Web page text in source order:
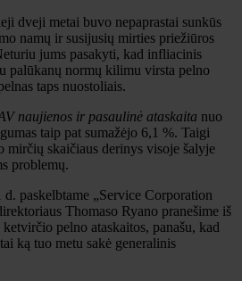
dveji metai buvo nepaprastai sunkūs
namų ir susijusių mirties priežiūros
jums pasakyti, kad infliacinis
palūkanų normų kilimu virsta pelno
taps nuostoliais.
naujienos ir pasaulinė ataskaita nuo
taip pat sumažėjo 6,1 %. Taigi
mirčių skaičiaus derinys visoje šalyje
problemų.
paskelbtame „Service Corporation
Thomaso Ryano pranešime iš
pelno ataskaitos, panašu, kad
ką tuo metu sakė generalinis